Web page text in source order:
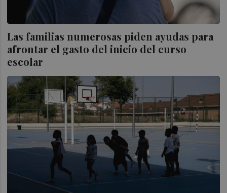
Las familias numerosas piden ayudas para
afrontar el gasto del inicio del curso
escolar